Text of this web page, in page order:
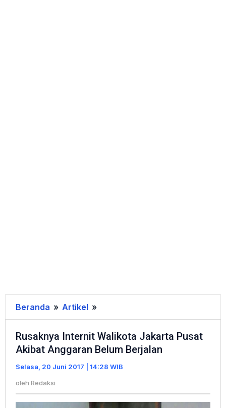
Beranda » Artikel »
Internit
Walikota
Jakarta
Pusat
Anggaran
Belum
Rusaknya Internit Walikota Jakarta Pusat
Akibat Anggaran Belum Berjalan
Selasa, 20 Juni 2017 | 14:28 WIB
oleh Redaksi